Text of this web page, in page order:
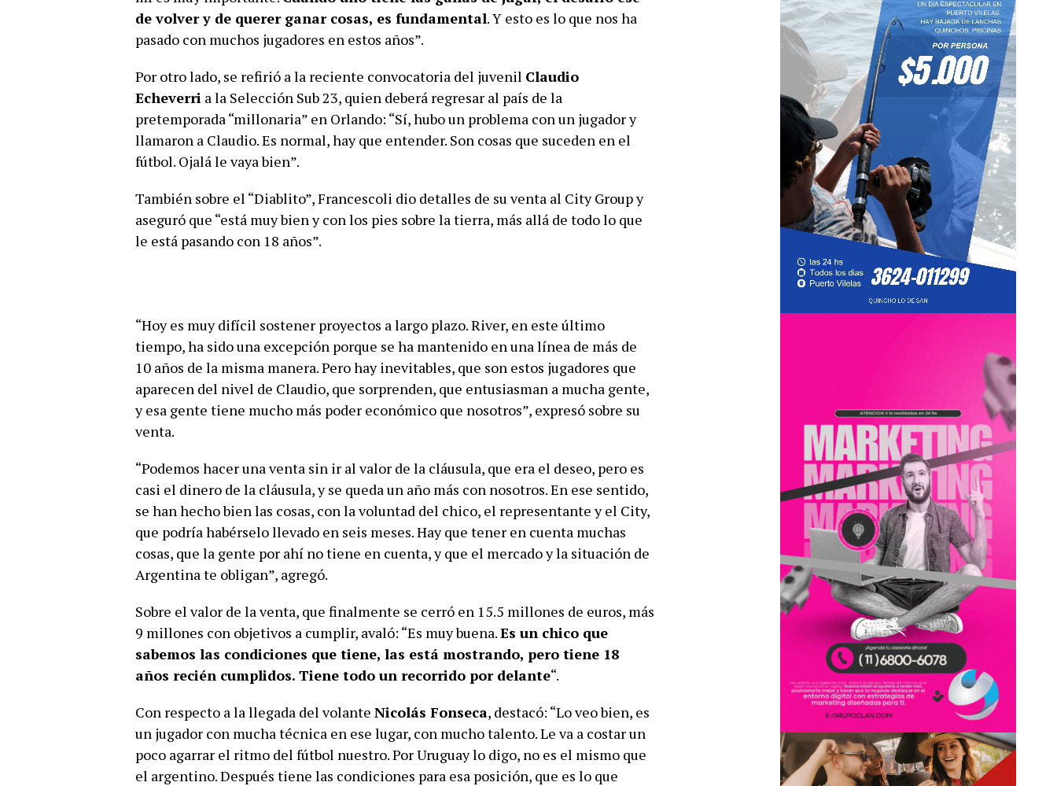
de volver y de querer ganar cosas, es fundamental. Y esto es lo que nos ha
pasado con muchos jugadores en estos años”.
Por otro lado, se refirió a la reciente convocatoria del juvenil Claudio
Echeverri a la Selección Sub 23, quien deberá regresar al país de la
pretemporada “millonaria” en Orlando: “Sí, hubo un problema con un jugador y
llamaron a Claudio. Es normal, hay que entender. Son cosas que suceden en el
fútbol. Ojalá le vaya bien”.
También sobre el “Diablito”, Francescoli dio detalles de su venta al City Group y
aseguró que “está muy bien y con los pies sobre la tierra, más allá de todo lo que
le está pasando con 18 años”.
“Hoy es muy difícil sostener proyectos a largo plazo. River, en este último
tiempo, ha sido una excepción porque se ha mantenido en una línea de más de
10 años de la misma manera. Pero hay inevitables, que son estos jugadores que
aparecen del nivel de Claudio, que sorprenden, que entusiasman a mucha gente,
y esa gente tiene mucho más poder económico que nosotros”, expresó sobre su
venta.
“Podemos hacer una venta sin ir al valor de la cláusula, que era el deseo, pero es
casi el dinero de la cláusula, y se queda un año más con nosotros. En ese sentido,
se han hecho bien las cosas, con la voluntad del chico, el representante y el City,
que podría habérselo llevado en seis meses. Hay que tener en cuenta muchas
cosas, que la gente por ahí no tiene en cuenta, y que el mercado y la situación de
Argentina te obligan”, agregó.
Sobre el valor de la venta, que finalmente se cerró en 15.5 millones de euros, más
9 millones con objetivos a cumplir, avaló: “Es muy buena.Es un chico que
sabemos las condiciones que tiene, las está mostrando, pero tiene 18
años recién cumplidos. Tiene todo un recorrido por delante“.
Con respecto a la llegada del volante Nicolás Fonseca, destacó: “Lo veo bien, es
un jugador con mucha técnica en ese lugar, con mucho talento. Le va a costar un
poco agarrar el ritmo del fútbol nuestro. Por Uruguay lo digo, no es el mismo que
el argentino. Después tiene las condiciones para esa posición, que es lo que